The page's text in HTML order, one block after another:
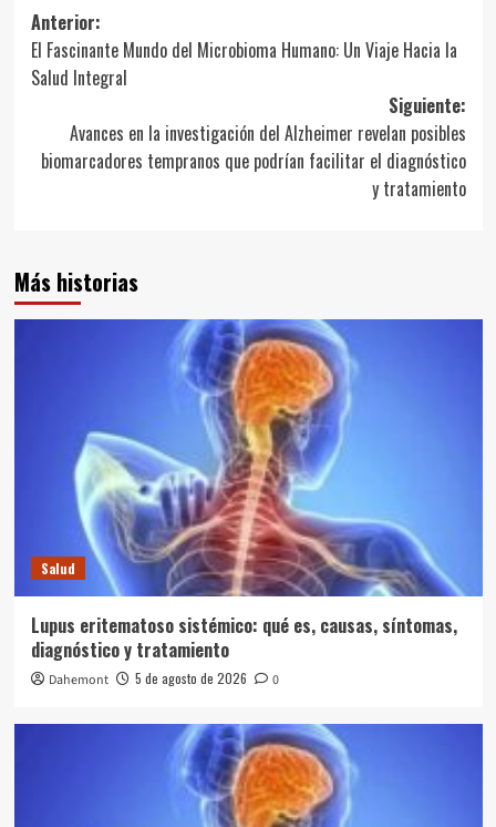
Navegación
de
entradas
Anterior:
El Fascinante Mundo del Microbioma Humano: Un Viaje Hacia la
Salud Integral
Siguiente:
Avances en la investigación del Alzheimer revelan posibles
biomarcadores tempranos que podrían facilitar el diagnóstico
y tratamiento
Más historias
Salud
Lupus eritematoso sistémico: qué es, causas, síntomas,
diagnóstico y tratamiento
Dahemont 5 de agosto de 2026 0